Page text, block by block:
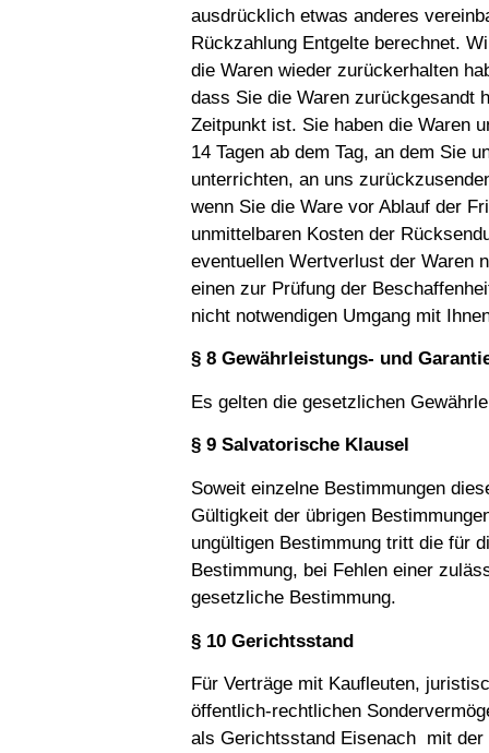
ausdrücklich etwas anderes
Rückzahlung Entgelte berechnet.
die Waren wieder zurückerhalten
dass Sie die Waren zurückgesandt
Zeitpunkt ist. Sie haben die Waren
14 Tagen ab dem Tag, an dem Sie
unterrichten, an uns
wenn Sie die Ware vor Ablauf der
unmittelbaren Kosten der
eventuellen Wertver­lust der Waren
einen zur Prüfung der
nicht notwendigen Umgang mit
§ 8 Gewährleistungs- und
Es gelten die gesetzlichen
§ 9 Salvatorische Klausel
Soweit einzelne Bestimmungen
Gültigkeit der übrigen
ungültigen Bestimmung tritt die für
Bestimmung, bei Fehlen einer
gesetzliche Bestimmung.
§ 10 Gerichtsstand
Für Verträge mit Kaufleuten,
öffentlich-rechtlichen
als Gerichtsstand Eisenach mit